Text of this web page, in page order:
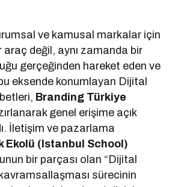
ve kamusal markalar için
araç değil, aynı zamanda bir
gerçeğinden hareket eden ve
eksende konumlayan Dijital
Branding Türkiye
genel erişime açık
İletişim ve pazarlama
Ekolü (Istanbul School)
bir parçası olan “Dijital
sürecinin